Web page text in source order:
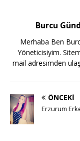
Burcu
Merhaba Ben
Yöneticisiyim.
mail adresimden
ÖNCEKI
Erzurum